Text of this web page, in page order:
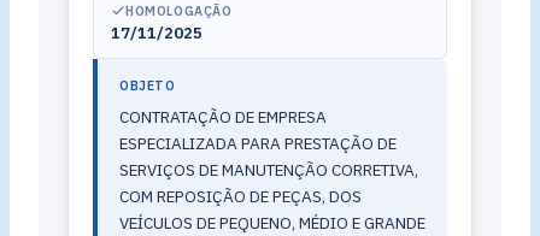
HOMOLOGAÇÃO
17/11/2025
OBJETO
CONTRATAÇÃO DE EMPRESA
ESPECIALIZADA PARA PRESTAÇÃO DE
SERVIÇOS DE MANUTENÇÃO CORRETIVA,
COM REPOSIÇÃO DE PEÇAS, DOS
VEÍCULOS DE PEQUENO, MÉDIO E GRANDE